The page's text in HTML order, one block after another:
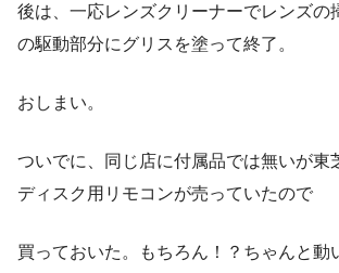
後は、一応レンズクリーナーでレンズの
の駆動部分にグリスを塗って終了。
おしまい。
ついでに、同じ店に付属品では無いが東
ディスク用リモコンが売っていたので
買っておいた。もちろん！？ちゃんと動